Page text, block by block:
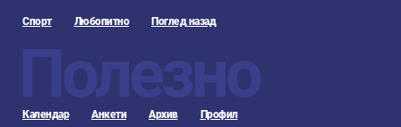
Спорт Любопитно Поглед назад
Полезно
Календар Анкети Архив Профил